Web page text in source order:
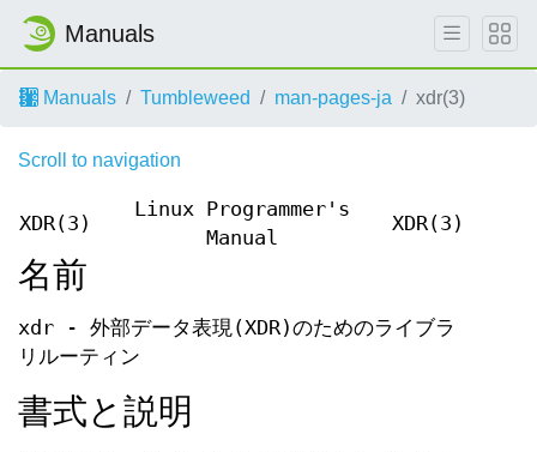
Manuals
Manuals Tumbleweed man-pages-ja xdr(3)
Scroll to navigation
XDR(3)
Linux Programmer's
Manual
XDR(3)
名前
xdr - 外部データ表現(XDR)のためのライブラ
リルーティン
書式と説明